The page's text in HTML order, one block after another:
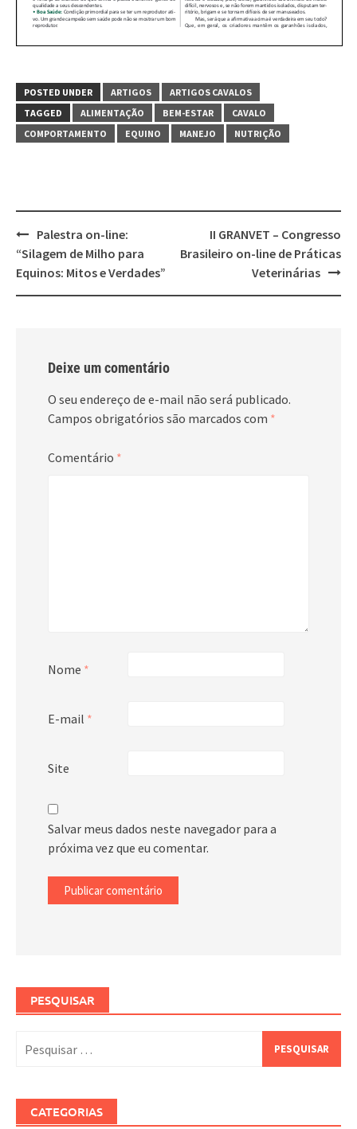
POSTED UNDER ARTIGOS
ARTIGOS CAVALOS
TAGGED
ALIMENTAÇÃO BEM-ESTAR
CAVALO
COMPORTAMENTO
EQUINO MANEJO NUTRIÇÃO
Post
navigation
Palestra on-line:
“Silagem de Milho para
Equinos: Mitos e Verdades”
II GRANVET – Congresso
Brasileiro on-line de Práticas
Veterinárias
Deixe um comentário
O seu endereço de e-mail não será publicado.
Campos obrigatórios são marcados com *
Comentário *
Nome *
E-mail *
Site
Salvar meus dados neste navegador para a
próxima vez que eu comentar.
PESQUISAR
por:
CATEGORIAS